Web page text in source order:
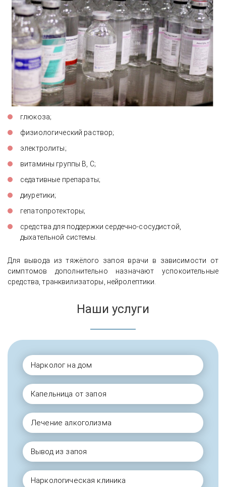
глюкоза;
физиологический раствор;
электролиты;
витамины группы В, С;
седативные препараты;
диуретики;
гепатопротекторы;
средства для поддержки сердечно-сосудистой,
дыхательной системы.
Для вывода из тяжёлого запоя врачи в зависимости от
симптомов дополнительно назначают успокоительные
средства, транквилизаторы, нейролептики.
Наши услуги
Нарколог на дом
Капельница от запоя
Лечение алкоголизма
Вывод из запоя
Наркологическая клиника